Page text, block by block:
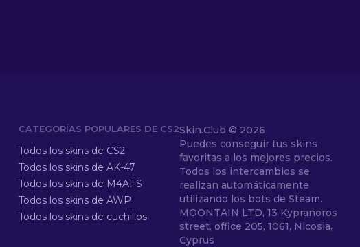
CATEGORÍAS POPULARES DE CS2
Todos los skins de CS2
Todos los skins de AK-47
Todos los skins de M4A1-S
Todos los skins de AWP
Todos los skins de cuchillos
Skin.Club © 2026
Puedes conseguir tus skins
favoritas a los mejores precios.
Todos los intercambios se
realizan automáticamente
utilizando los bots de Steam.
MOONTAIN LTD, 13 Kypranoros
street, office 205, 1061, Nicosia,
Cyprus